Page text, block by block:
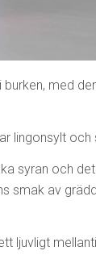
med
lingonsylt och
syran och
smak av
ljuvligt